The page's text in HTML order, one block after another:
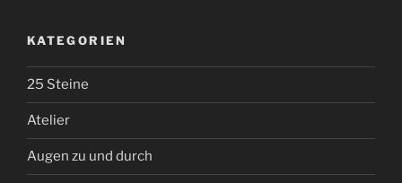
KATEGORIEN
25 Steine
Atelier
Augen zu und durch